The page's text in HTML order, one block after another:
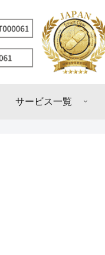
サービス一覧